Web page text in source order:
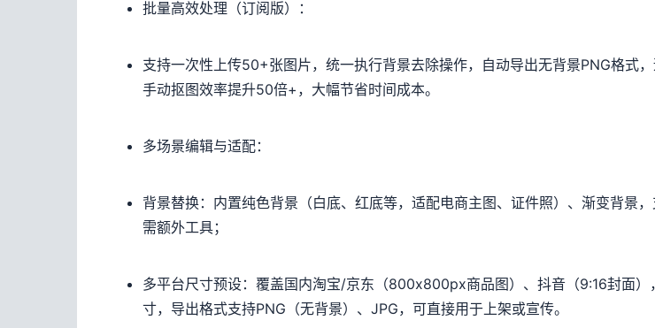
批量高效处理（订阅版）：
支持一次性上传50+张图片，统一执行背景去除操作，自动导出无背景PNG格式
手动抠图效率提升50倍+，大幅节省时间成本。
多场景编辑与适配：
背景替换：内置纯色背景（白底、红底等，适配电商主图、证件照）、渐变背景
需额外工具；
多平台尺寸预设：覆盖国内淘宝/京东（800x800px商品图）、抖音（9:16封面
寸，导出格式支持PNG（无背景）、JPG，可直接用于上架或宣传。